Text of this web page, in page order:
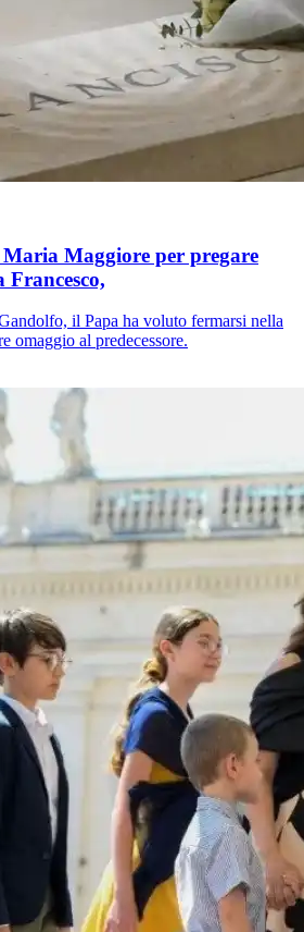
Maggiore per pregare
Francesco,
il Papa ha voluto fermarsi nella
omaggio al predecessore.